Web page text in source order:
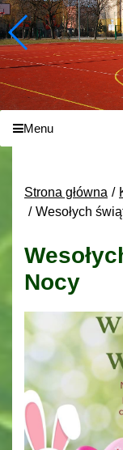
Menu
Strona główna
Wesołych
Nocy